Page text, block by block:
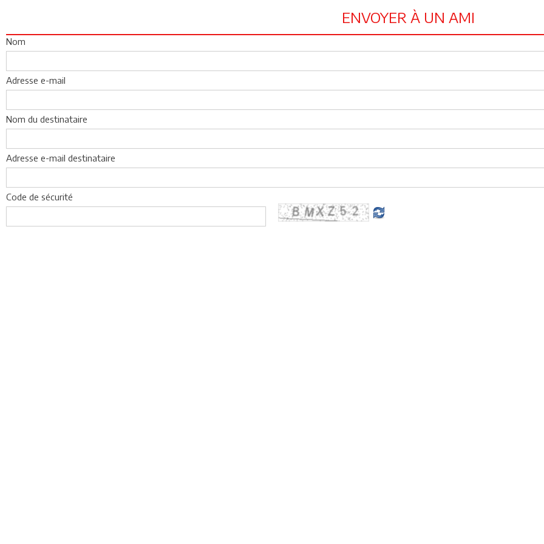
ENVOYER À UN AMI
Nom
Adresse e-mail
Nom du destinataire
Adresse e-mail destinataire
Code de sécurité